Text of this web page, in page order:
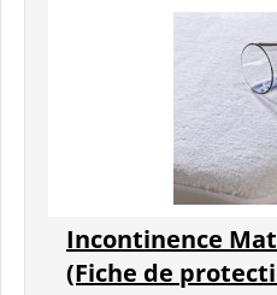
Incontinence
(Fiche de